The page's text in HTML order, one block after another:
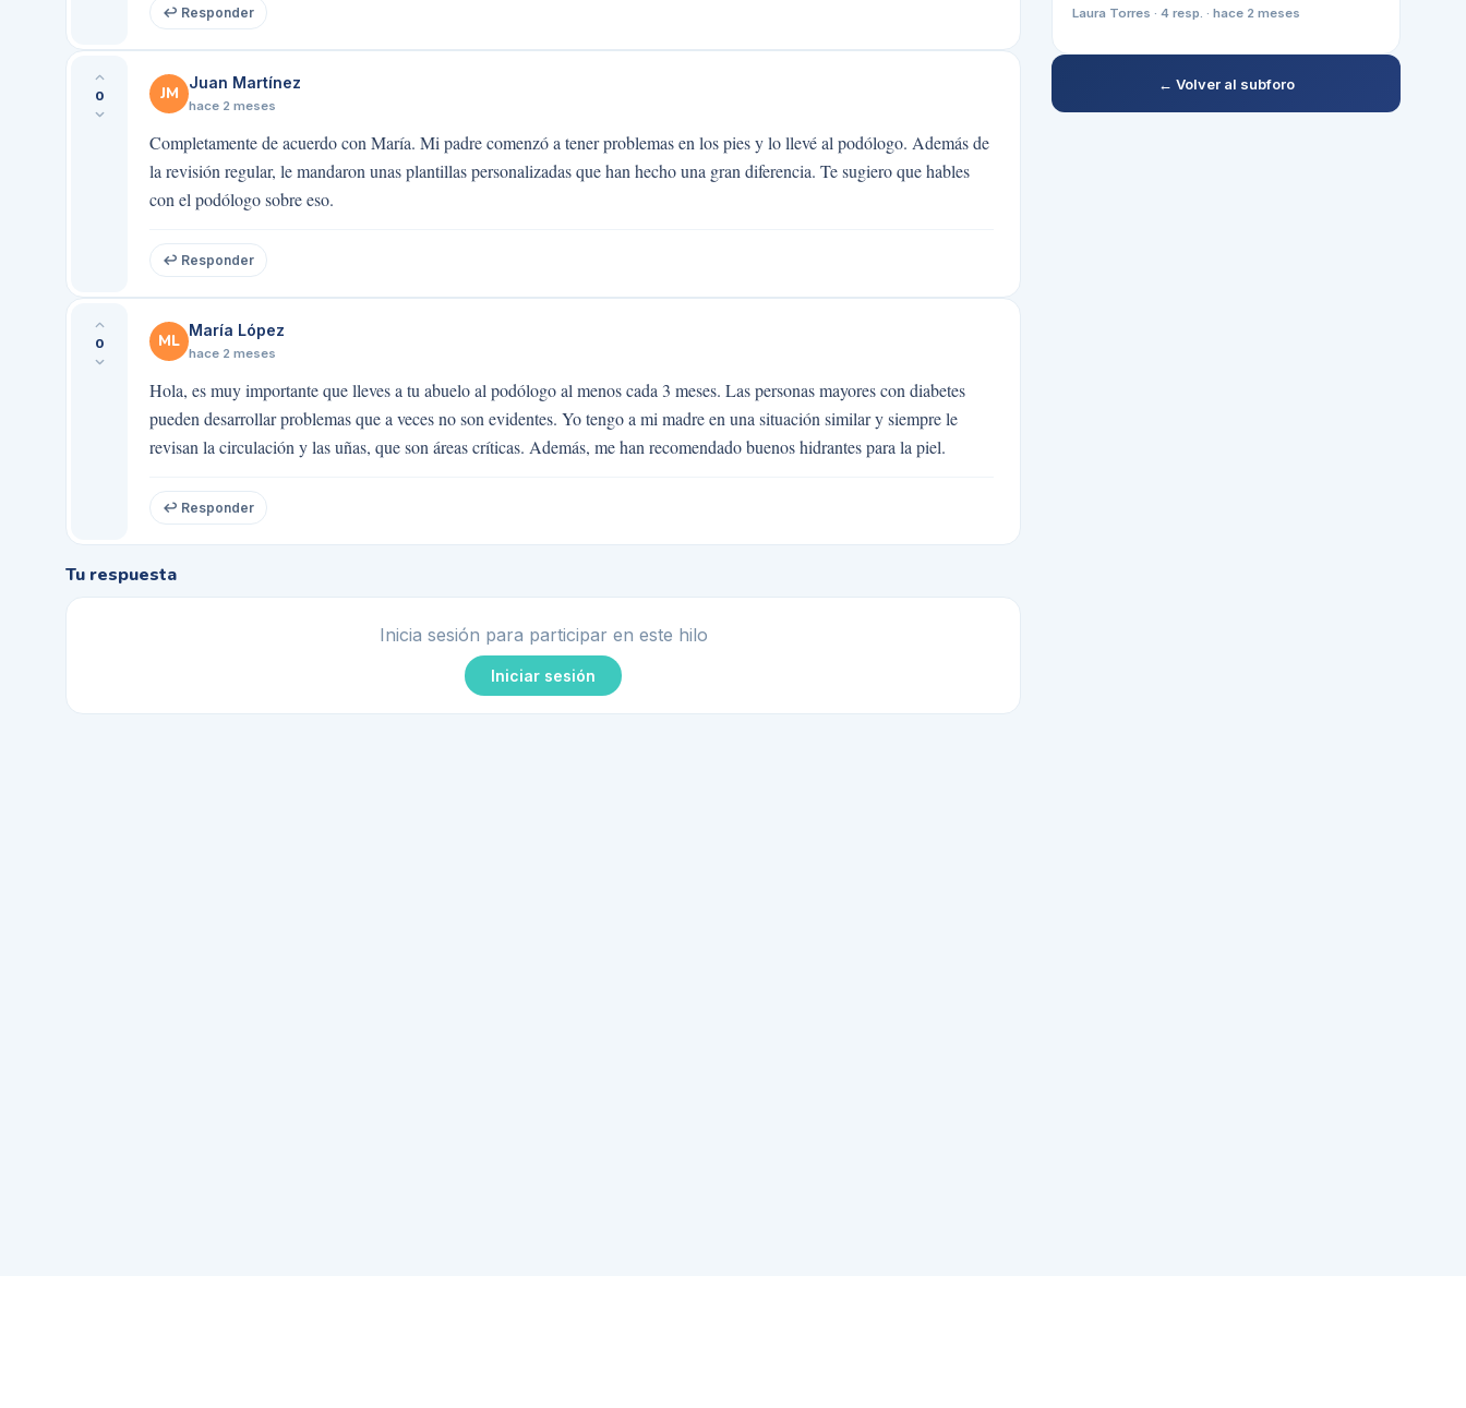
↩ Responder
0 JM
Juan Martínez
hace 2 meses
Completamente de acuerdo con María. Mi padre comenzó a tener problemas en los pies y lo llevé al podólogo. Además de
la revisión regular, le mandaron unas plantillas personalizadas que han hecho una gran diferencia. Te sugiero que hables
con el podólogo sobre eso.
↩ Responder
0 ML
María López
hace 2 meses
Hola, es muy importante que lleves a tu abuelo al podólogo al menos cada 3 meses. Las personas mayores con diabetes
pueden desarrollar problemas que a veces no son evidentes. Yo tengo a mi madre en una situación similar y siempre le
revisan la circulación y las uñas, que son áreas críticas. Además, me han recomendado buenos hidrantes para la piel.
↩ Responder
Tu respuesta
Inicia sesión para participar en este hilo
Iniciar sesión
Laura Torres · 4 resp. · hace 2 meses
← Volver al subforo